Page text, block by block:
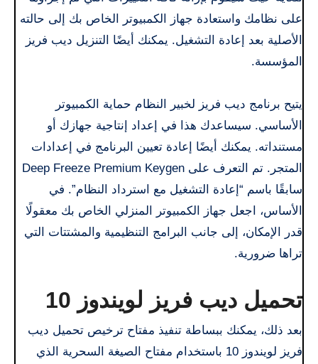
على نظامك واستعادة جهاز الكمبيوتر الخاص بك إلى حالته
الأصلية بعد إعادة التشغيل. يمكنك أيضًا التنزيل ديب فريز
المؤسسة.
يتيح برنامج ديب فريز لخبير النظام حماية الكمبيوتر
الأساسي. سيساعدك هذا في إعداد إنتاجية جهازك أو
مستنداته. يمكنك أيضًا إعادة تعيين البرنامج في إعدادات
المتجر. تم التعرف على Deep Freeze Premium Keygen
سابقًا باسم “إعادة التشغيل مع استرداد النظام”. في
الأساس، اجعل جهاز الكمبيوتر المنزلي الخاص بك معقولًا
قدر الإمكان، إلى جانب البرامج التنظيمية والمشتتات التي
تراها ضرورية.
تحميل ديب فريز لويندوز 10
بعد ذلك، يمكنك ببساطة تنفيذ مفتاح ترخيص تحميل ديب
فريز لويندوز 10 باستخدام مفتاح الصيغة السحرية الذي